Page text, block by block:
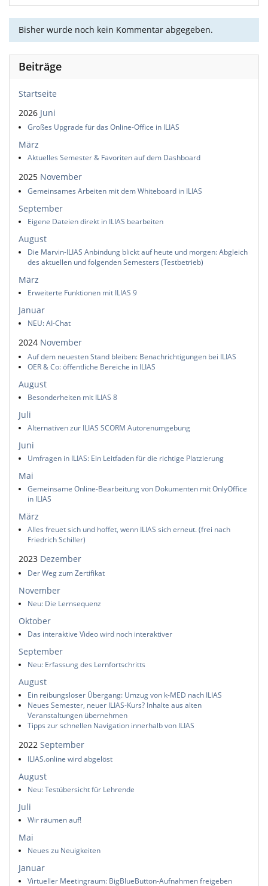
Bisher wurde noch kein Kommentar abgegeben.
Beiträge
Startseite
2026 Juni
Großes Upgrade für das Online-Office in ILIAS
März
Aktuelles Semester & Favoriten auf dem Dashboard
2025 November
Gemeinsames Arbeiten mit dem Whiteboard in ILIAS
September
Eigene Dateien direkt in ILIAS bearbeiten
August
Die Marvin-ILIAS Anbindung blickt auf heute und morgen: Abgleich
des aktuellen und folgenden Semesters (Testbetrieb)
März
Erweiterte Funktionen mit ILIAS 9
Januar
NEU: AI-Chat
2024 November
Auf dem neuesten Stand bleiben: Benachrichtigungen bei ILIAS
OER & Co: öffentliche Bereiche in ILIAS
August
Besonderheiten mit ILIAS 8
Juli
Alternativen zur ILIAS SCORM Autorenumgebung
Juni
Umfragen in ILIAS: Ein Leitfaden für die richtige Platzierung
Mai
Gemeinsame Online-Bearbeitung von Dokumenten mit OnlyOffice
in ILIAS
März
Alles freuet sich und hoffet, wenn ILIAS sich erneut. (frei nach
Friedrich Schiller)
2023 Dezember
Der Weg zum Zertifikat
November
Neu: Die Lernsequenz
Oktober
Das interaktive Video wird noch interaktiver
September
Neu: Erfassung des Lernfortschritts
August
Ein reibungsloser Übergang: Umzug von k-MED nach ILIAS
Neues Semester, neuer ILIAS-Kurs? Inhalte aus alten
Veranstaltungen übernehmen
Tipps zur schnellen Navigation innerhalb von ILIAS
2022 September
ILIAS.online wird abgelöst
August
Neu: Testübersicht für Lehrende
Juli
Wir räumen auf!
Mai
Neues zu Neuigkeiten
Januar
Virtueller Meetingraum: BigBlueButton-Aufnahmen freigeben